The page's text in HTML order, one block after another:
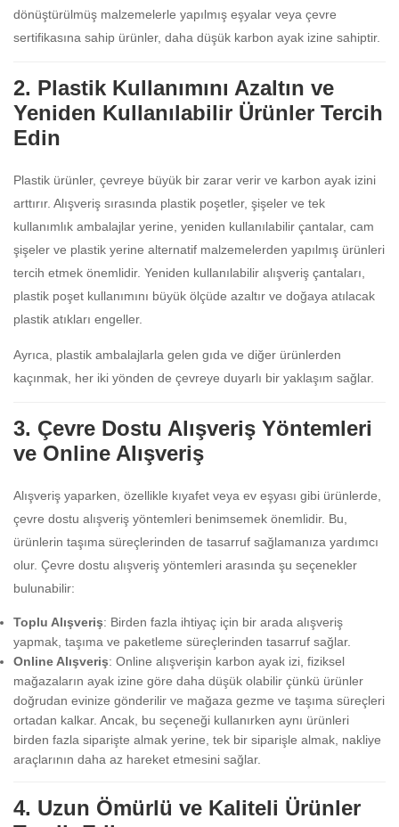
dönüştürülmüş malzemelerle yapılmış eşyalar veya çevre
sertifikasına sahip ürünler, daha düşük karbon ayak izine sahiptir.
2. Plastik Kullanımını Azaltın ve
Yeniden Kullanılabilir Ürünler Tercih
Edin
Plastik ürünler, çevreye büyük bir zarar verir ve karbon ayak izini
arttırır. Alışveriş sırasında plastik poşetler, şişeler ve tek
kullanımlık ambalajlar yerine, yeniden kullanılabilir çantalar, cam
şişeler ve plastik yerine alternatif malzemelerden yapılmış ürünleri
tercih etmek önemlidir. Yeniden kullanılabilir alışveriş çantaları,
plastik poşet kullanımını büyük ölçüde azaltır ve doğaya atılacak
plastik atıkları engeller.
Ayrıca, plastik ambalajlarla gelen gıda ve diğer ürünlerden
kaçınmak, her iki yönden de çevreye duyarlı bir yaklaşım sağlar.
3. Çevre Dostu Alışveriş Yöntemleri
ve Online Alışveriş
Alışveriş yaparken, özellikle kıyafet veya ev eşyası gibi ürünlerde,
çevre dostu alışveriş yöntemleri benimsemek önemlidir. Bu,
ürünlerin taşıma süreçlerinden de tasarruf sağlamanıza yardımcı
olur. Çevre dostu alışveriş yöntemleri arasında şu seçenekler
bulunabilir:
Toplu Alışveriş: Birden fazla ihtiyaç için bir arada alışveriş
yapmak, taşıma ve paketleme süreçlerinden tasarruf sağlar.
Online Alışveriş: Online alışverişin karbon ayak izi, fiziksel
mağazaların ayak izine göre daha düşük olabilir çünkü ürünler
doğrudan evinize gönderilir ve mağaza gezme ve taşıma süreçleri
ortadan kalkar. Ancak, bu seçeneği kullanırken aynı ürünleri
birden fazla siparişte almak yerine, tek bir siparişle almak, nakliye
araçlarının daha az hareket etmesini sağlar.
4. Uzun Ömürlü ve Kaliteli Ürünler